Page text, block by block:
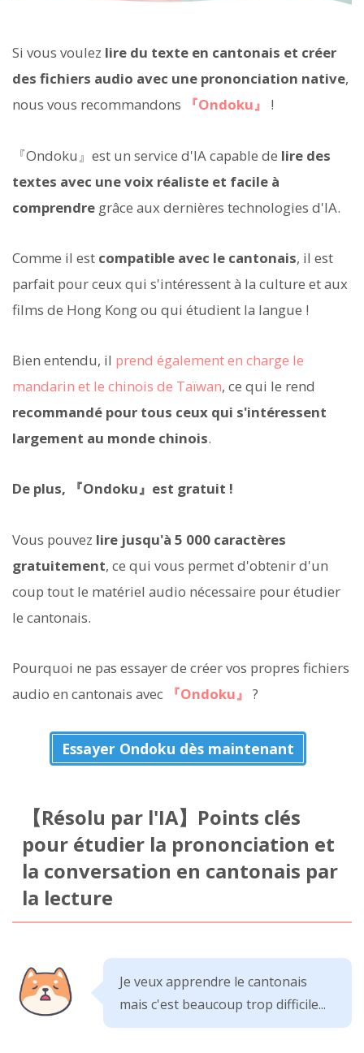
Si vous voulez lire du texte en cantonais et créer
des fichiers audio avec une prononciation native,
nous vous recommandons
『Ondoku』 !
『Ondoku』est un service d'IA capable de lire des
textes avec une voix réaliste et facile à
comprendre grâce aux dernières technologies d'IA.
Comme il est compatible avec le cantonais, il est
parfait pour ceux qui s'intéressent à la culture et aux
films de Hong Kong ou qui étudient la langue !
Bien entendu, il prend également en charge le
mandarin et le chinois de Taïwan, ce qui le rend
recommandé pour tous ceux qui s'intéressent
largement au monde chinois.
De plus, 『Ondoku』est gratuit !
Vous pouvez lire jusqu'à 5 000 caractères
gratuitement, ce qui vous permet d'obtenir d'un
coup tout le matériel audio nécessaire pour étudier
le cantonais.
Pourquoi ne pas essayer de créer vos propres fichiers
audio en cantonais avec
『Ondoku』 ?
Essayer Ondoku dès maintenant
【Résolu par l'IA】Points clés
pour étudier la prononciation et
la conversation en cantonais par
la lecture
Je veux apprendre le cantonais
mais c'est beaucoup trop difficile...